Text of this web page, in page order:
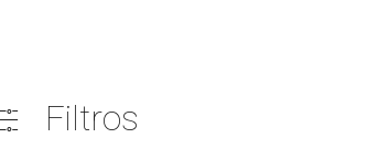
Filtros